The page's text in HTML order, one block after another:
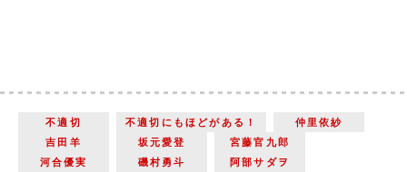
不適切 不適切にもほどがある！
仲里依紗
吉田羊
坂元愛登
宮藤官九郎
河合優実
磯村勇斗 阿部サダヲ